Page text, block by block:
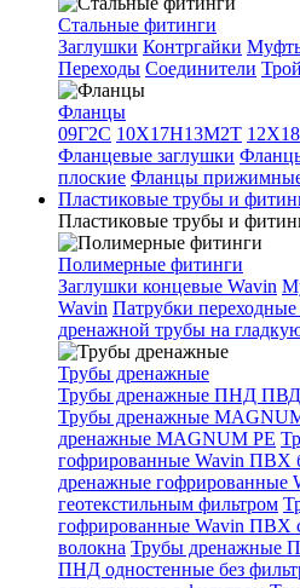
Стальные фитинги
Заглушки Контргайки
Переходы Соединители
Фланцы
09Г2С 10Х17Н13М2Т
Фланцевые заглушки
плоские Фланцы
Пластиковые трубы и
Пластиковые трубы и
Полимерные фитинги
Заглушки концевые Wavin
Wavin Патрубки переходные
дренажной трубы на
Трубы дренажные
Трубы дренажные ПНД ПВД
Трубы дренажные
дренажные MAGNUM PE
гофрированные Wavin ПВХ
дренажные гофрированные
геотекстильным фильтром
гофрированные Wavin ПВХ
волокна Трубы дренажные
ПНД одностенные без